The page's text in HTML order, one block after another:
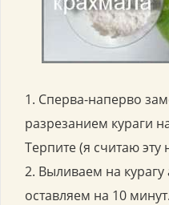
1. Сперва-наперво
разрезанием кураги
Терпите (я считаю
2. Выливаем на
оставляем на 10 минут.